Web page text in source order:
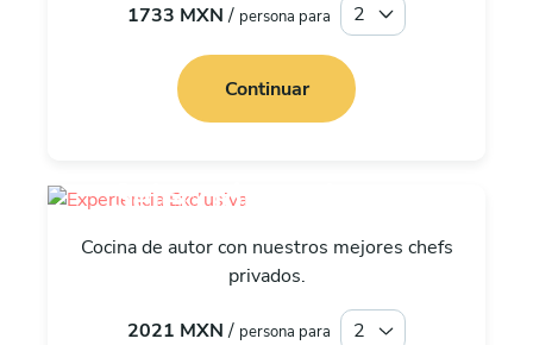
1733 MXN / persona para
Continuar
Selección exclusiva
Cocina de autor con nuestros mejores chefs
privados.
2021 MXN/ persona para